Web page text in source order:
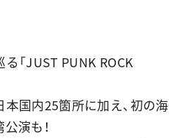
「JUST PUNK ROCK
国内25箇所に加え、初の海
演も！